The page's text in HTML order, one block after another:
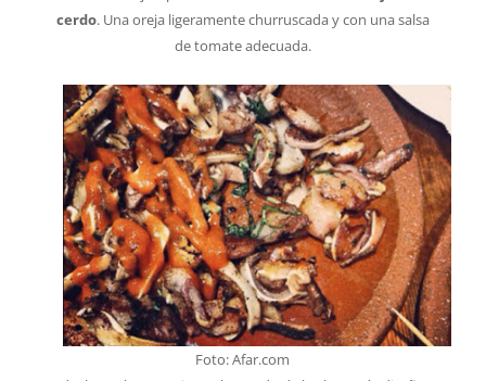
cerdo. Una oreja ligeramente churruscada y con una salsa
de tomate adecuada.
Foto: Afar.com